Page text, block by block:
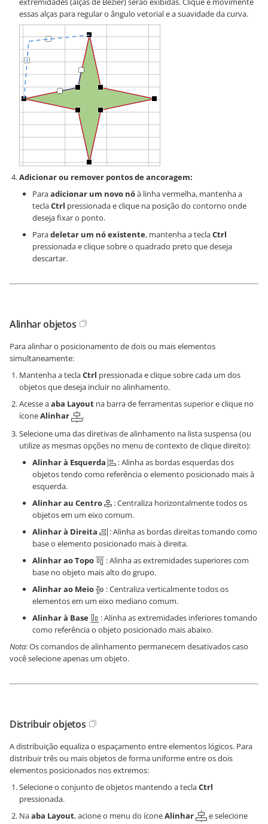
essas alças para regular o ângulo vetorial e a suavidade da curva.
Adicionar ou remover pontos de ancoragem:
Paraadicionar um novo nóà linha vermelha, mantenha a
teclaCtrl pressionada e clique na posição do contorno onde
deseja fixar o ponto.
Paradeletar um nó existente, mantenha a teclaCtrl
pressionada e clique sobre o quadrado preto que deseja
descartar.
Alinhar objetos
Para alinhar o posicionamento de dois ou mais elementos
simultaneamente:
Mantenha a teclaCtrl pressionada e clique sobre cada um dos
objetos que deseja incluir no alinhamento.
Acesse aaba Layout na barra de ferramentas superior e clique no
íconeAlinhar
.
Selecione uma das diretivas de alinhamento na lista suspensa (ou
utilize as mesmas opções no menu de contexto de clique direito):
Alinhar à Esquerda
: Alinha as bordas esquerdas dos
objetos tendo como referência o elemento posicionado mais à
esquerda.
Alinhar au Centro
: Centraliza horizontalmente todos os
objetos em um eixo comum.
Alinhar à Direita
: Alinha as bordas direitas tomando como
base o elemento posicionado mais à direita.
Alinhar ao Topo
: Alinha as extremidades superiores com
base no objeto mais alto do grupo.
Alinhar ao Meio
: Centraliza verticalmente todos os
elementos em um eixo mediano comum.
Alinhar à Base
: Alinha as extremidades inferiores tomando
como referência o objeto posicionado mais abaixo.
Nota:Os comandos de alinhamento permanecem desativados caso
você selecione apenas um objeto.
Distribuir objetos
A distribuição equaliza o espaçamento entre elementos lógicos. Para
distribuir três ou mais objetos de forma uniforme entre os dois
elementos posicionados nos extremos:
Selecione o conjunto de objetos mantendo a teclaCtrl
pressionada.
Naaba Layout, acione o menu do íconeAlinhar
e selecione